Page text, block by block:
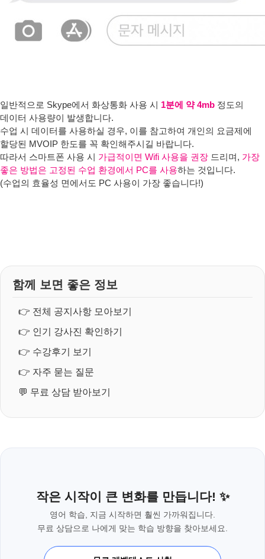
일반적으로 Skype에서 화상통화 사용 시 1분에 약 4mb 정도의
데이터 사용량이 발생합니다.
수업 시 데이터를 사용하실 경우, 이를 참고하여 개인의 요금제에
할당된 MVOIP 한도를 꼭 확인해주시길 바랍니다.
따라서 스마트폰 사용 시 가급적이면 Wifi 사용을 권장 드리며, 가장
좋은 방법은 고정된 수업 환경에서 PC를 사용하는 것입니다.
(수업의 효율성 면에서도 PC 사용이 가장 좋습니다!)
함께 보면 좋은 정보
👉 전체 공지사항 모아보기
👉 인기 강사진 확인하기
👉 수강후기 보기
👉 자주 묻는 질문
💬 무료 상담 받아보기
작은 시작이 큰 변화를 만듭니다! ✨
영어 학습, 지금 시작하면 훨씬 가까워집니다.
무료 상담으로 나에게 맞는 학습 방향을 찾아보세요.